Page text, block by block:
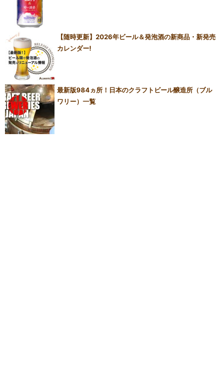
【随時更新】2026年ビール＆発泡酒の新商品・新発売
カレンダー!
最新版984ヵ所！日本のクラフトビール醸造所（ブル
ワリー）一覧